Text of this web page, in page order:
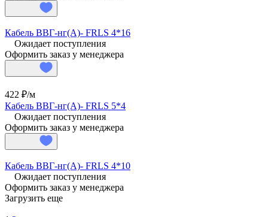
Кабель ВВГ-нг(А)- FRLS 4*16
Ожидает поступления
Оформить заказ у менеджера
422 ₽/м
Кабель ВВГ-нг(А)- FRLS 5*4
Ожидает поступления
Оформить заказ у менеджера
Кабель ВВГ-нг(А)- FRLS 4*10
Ожидает поступления
Оформить заказ у менеджера
Загрузить еще